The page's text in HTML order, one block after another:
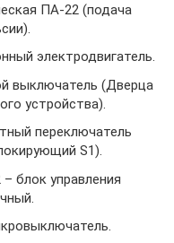
ПА-22 (подача
электродвигатель.
выключатель (Дверца
устройства).
переключатель
S1).
блок управления